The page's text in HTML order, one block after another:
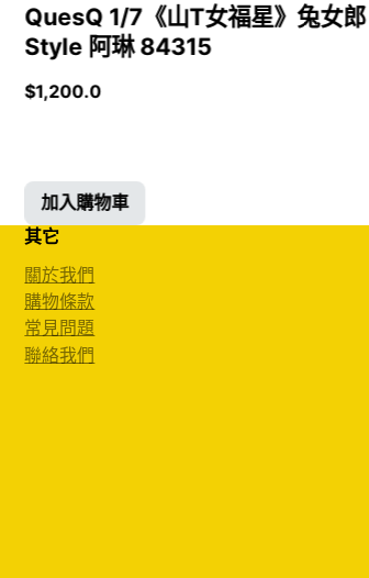
QuesQ 1/7《山T女福星》兔女郎
Style 阿琳 84315
$1,200.0
加入購物車
其它
關於我們
購物條款
常見問題
聯絡我們